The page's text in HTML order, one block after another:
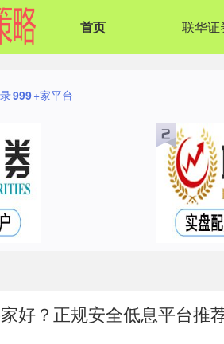
首页 联华证
999+家平台
好？正规安全低息平台推